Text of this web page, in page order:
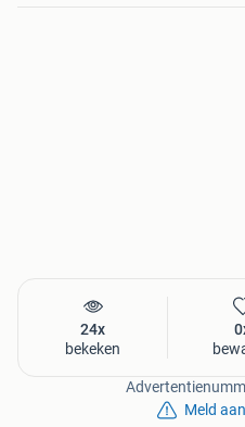
24x
bekeken
Meld